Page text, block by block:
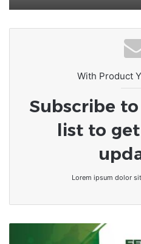
Togo – Communes
tracé territorial
With Product
Subscribe
list to
Lorem ipsum dolor